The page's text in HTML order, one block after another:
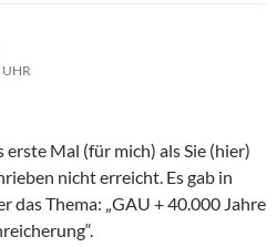
erste Mal (für mich) als Sie (hier)
nicht erreicht. Es gab in
das Thema: „GAU + 40.000 Jahre